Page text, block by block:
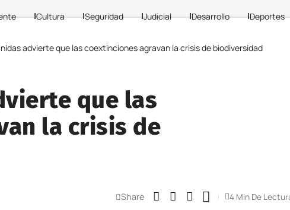
Cultura Seguridad Judicial Desarrollo Deportes
advierte que las coextinciones agravan la crisis de biodiversidad
que las
la crisis de
Share 4 Min De